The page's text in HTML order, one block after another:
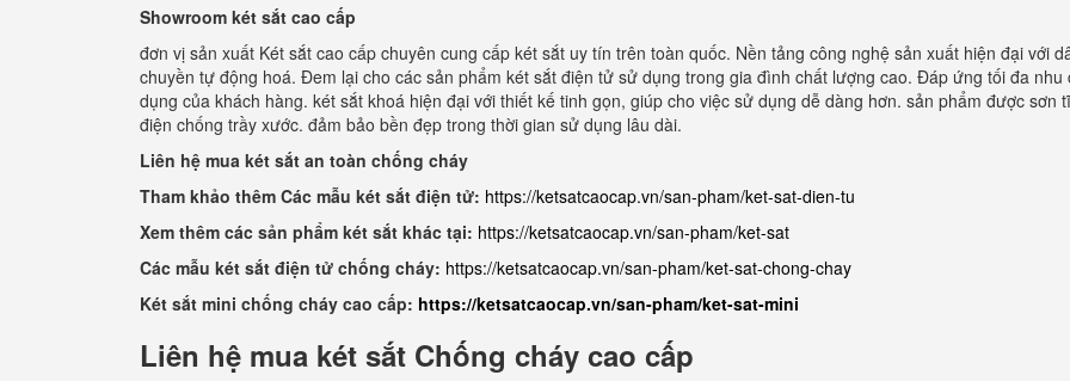
Showroom két sắt cao cấp
đơn vị sản xuất Két sắt cao cấp chuyên cung cấp két sắt uy tín trên toàn quốc. Nền tảng công nghệ sản xuất hiện đại với
chuyền tự động hoá. Đem lại cho các sản phẩm két sắt điện tử sử dụng trong gia đình chất lượng cao. Đáp ứng tối đa nhu
dụng của khách hàng. két sắt khoá hiện đại với thiết kế tinh gọn, giúp cho việc sử dụng dễ dàng hơn. sản phẩm được sơn
điện chống trầy xước. đảm bảo bền đẹp trong thời gian sử dụng lâu dài.
Liên hệ mua két sắt an toàn chống cháy
Tham khảo thêm Các mẫu két sắt điện tử: https://ketsatcaocap.vn/san-pham/ket-sat-dien-tu
Xem thêm các sản phẩm két sắt khác tại: https://ketsatcaocap.vn/san-pham/ket-sat
Các mẫu két sắt điện tử chống cháy: https://ketsatcaocap.vn/san-pham/ket-sat-chong-chay
Két sắt mini chống cháy cao cấp: https://ketsatcaocap.vn/san-pham/ket-sat-mini
Liên hệ mua két sắt Chống cháy cao cấp